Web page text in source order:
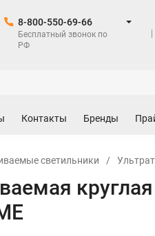
8-800-550-69-66
Бесплатный звонок по
РФ
Контакты Бренды
светильники /